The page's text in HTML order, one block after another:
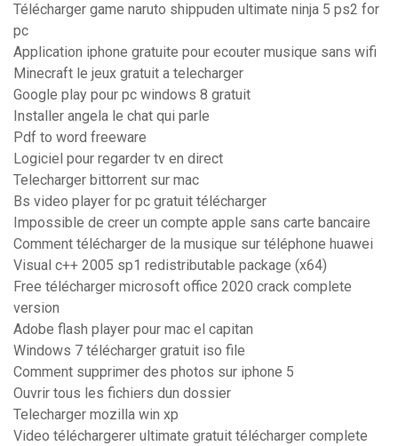
Télécharger game naruto shippuden ultimate ninja 5 ps2 for
pc
Application iphone gratuite pour ecouter musique sans wifi
Minecraft le jeux gratuit a telecharger
Google play pour pc windows 8 gratuit
Installer angela le chat qui parle
Pdf to word freeware
Logiciel pour regarder tv en direct
Telecharger bittorrent sur mac
Bs video player for pc gratuit télécharger
Impossible de creer un compte apple sans carte bancaire
Comment télécharger de la musique sur téléphone huawei
Visual c++ 2005 sp1 redistributable package (x64)
Free télécharger microsoft office 2020 crack complete
version
Adobe flash player pour mac el capitan
Windows 7 télécharger gratuit iso file
Comment supprimer des photos sur iphone 5
Ouvrir tous les fichiers dun dossier
Telecharger mozilla win xp
Video téléchargerer ultimate gratuit télécharger complete